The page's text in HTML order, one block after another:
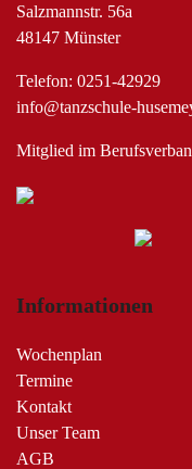
Salzmannstr. 56a
48147 Münster
Telefon: 0251-42929
info@tanzschule-
Mitglied im
Informationen
Wochenplan
Termine
Kontakt
Unser Team
AGB